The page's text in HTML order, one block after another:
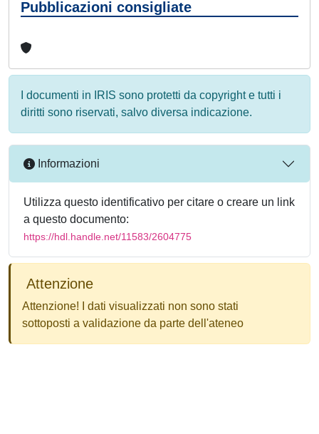
Pubblicazioni consigliate
I documenti in IRIS sono protetti da copyright e tutti i
diritti sono riservati, salvo diversa indicazione.
Informazioni
Utilizza questo identificativo per citare o creare un link
a questo documento:
https://hdl.handle.net/11583/2604775
Attenzione
Attenzione! I dati visualizzati non sono stati
sottoposti a validazione da parte dell'ateneo